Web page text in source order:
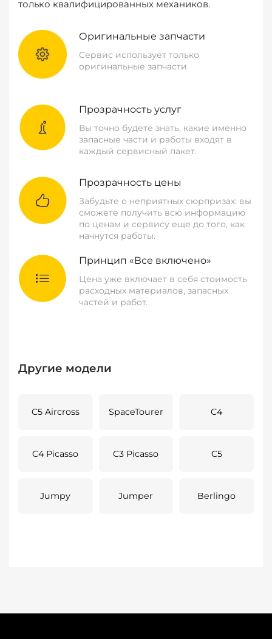
только квалифицированных механиков.
Оригинальные запчасти
Сервис использует только
оригинальные запчасти
Прозрачность услуг
Вы точно будете знать, какие именно
запасные части и работы входят в
каждый сервисный пакет.
Прозрачность цены
Забудьте о неприятных сюрпризах: вы
сможете получить всю информацию
по ценам и сервису еще до того, как
начнутся работы.
Принцип «Все включено»
Цена уже включает в себя стоимость
расходных материалов, запасных
частей и работ.
Другие модели
C5 Aircross SpaceTourer C4
C4 Picasso C3 Picasso C5
Jumpy Jumper Berlingo